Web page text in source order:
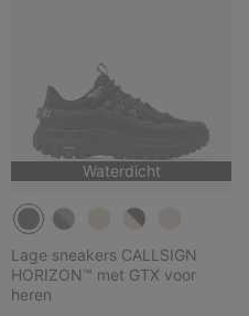
Waterdicht
Lage sneakers CALLSIGN
HORIZON™ met GTX voor
heren